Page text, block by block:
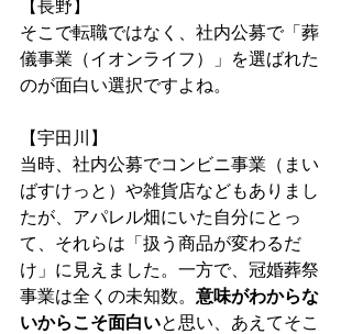
【長野】
そこで転職ではなく、社内公募で「葬
儀事業（イオンライフ）」を選ばれた
のが面白い選択ですよね。
【宇田川】
当時、社内公募でコンビニ事業（まい
ばすけっと）や雑貨店などもありまし
たが、アパレル畑にいた自分にとっ
て、それらは「扱う商品が変わるだ
け」に見えました。一方で、冠婚葬祭
事業は全くの未知数。 意味がわからな
いからこそ面白いと思い、あえてそこ